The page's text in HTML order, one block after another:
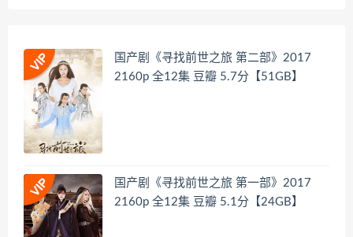
国产剧《寻找前世之旅 第二部》2017
2160p 全12集 豆瓣 5.7分【51GB】
国产剧《寻找前世之旅 第一部》2017
2160p 全12集 豆瓣 5.1分【24GB】